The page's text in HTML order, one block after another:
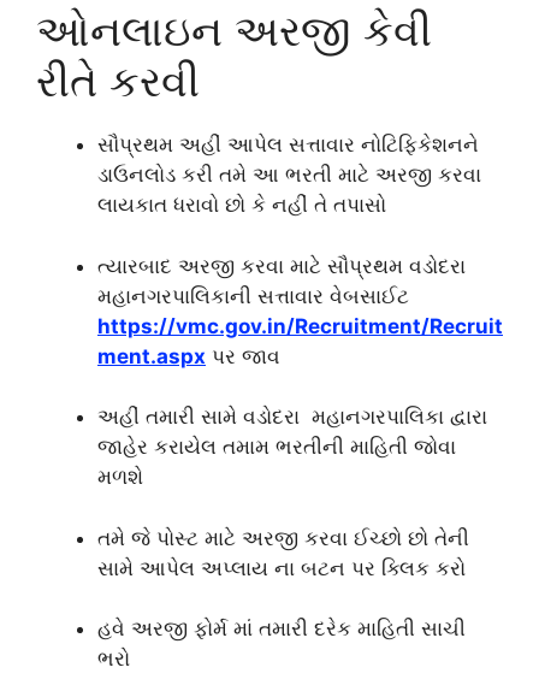
ઓનલાઇન અરજી કેવી
રીતે કરવી
સૌપ્રથમ અહીં આપેલ સત્તાવાર નોટિફિકેશનને
ડાઉનલોડ કરી તમે આ ભરતી માટે અરજી કરવા
લાયકાત ધરાવો છો કે નહીં તે તપાસો
ત્યારબાદ અરજી કરવા માટે સૌપ્રથમ વડોદરા
મહાનગરપાલિકાની સત્તાવાર વેબસાઈટ
https://vmc.gov.in/Recruitment/Recruit
ment.aspx પર જાવ
અહીં તમારી સામે વડોદરા મહાનગરપાલિકા દ્વારા
જાહેર કરાયેલ તમામ ભરતીની માહિતી જોવા
મળશે
તમે જે પોસ્ટ માટે અરજી કરવા ઈચ્છો છો તેની
સામે આપેલ અપ્લાય ના બટન પર ક્લિક કરો
હવે અરજી ફોર્મ માં તમારી દરેક માહિતી સાચી
ભરો